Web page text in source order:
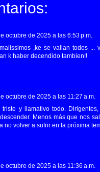
octubre de 2025 a las 6:53 p.m.
,ke se vallan todos
k haber decendido tambien!!
octubre de 2025 a las 11:27 a.m.
triste y llamativo todo.
Menos más que nos
no volver a sufrir en la próxima
octubre de 2025 a las 11:36 a.m.